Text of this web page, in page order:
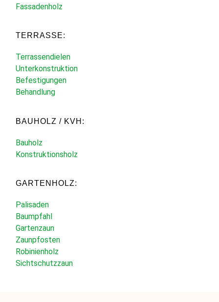
Fassadenholz
TERRASSE:
Terrassendielen
Unterkonstruktion
Befestigungen
Behandlung
BAUHOLZ / KVH:
Bauholz
Konstruktionsholz
GARTENHOLZ:
Palisaden
Baumpfahl
Gartenzaun
Zaunpfosten
Robinienholz
Sichtschutzzaun